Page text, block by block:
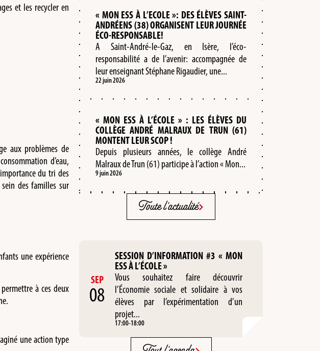
et les recycler en
aux problèmes de
d’eau,
du tri des
des familles sur
une expérience
à ces deux
une action type
« MON ESS À L’ECOLE »: DES ÉLÈVES SAINT-
ANDRÉENS (38) ORGANISENT LEUR JOURNÉE
ÉCO-RESPONSABLE!
A Saint-André-le-Gaz, en Isère, l’éco-
responsabilité a de l’avenir: accompagnée de
leur enseignant Stéphane Rigaudier, une...
22 juin 2026
« MON ESS À L’ÉCOLE » : LES ÉLÈVES DU
COLLÈGE ANDRÉ MALRAUX DE TRUN (61)
MONTENT LEUR SCOP !
Depuis plusieurs années, le collège André
Malraux de Trun (61) participe à l’action « Mon...
9 juin 2026
Toute l'actualité
SEP
08
SESSION D’INFORMATION #3 « MON
ESS À L’ÉCOLE »
Vous souhaitez faire découvrir
l’Économie sociale et solidaire à vos
élèves par l’expérimentation d’un
projet...
17:00-18:00